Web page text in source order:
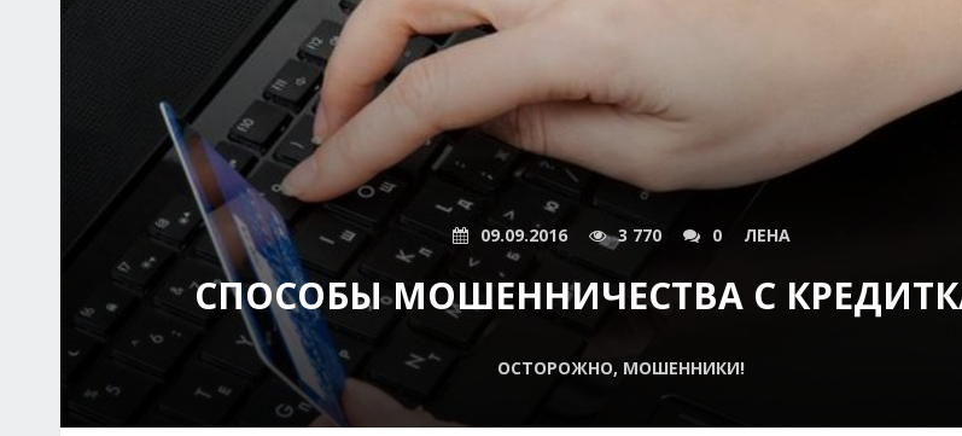
09.09.2016 3 770 0 ЛЕНА
СПОСОБЫ МОШЕННИЧЕСТВА С
ОСТОРОЖНО, МОШЕННИКИ!